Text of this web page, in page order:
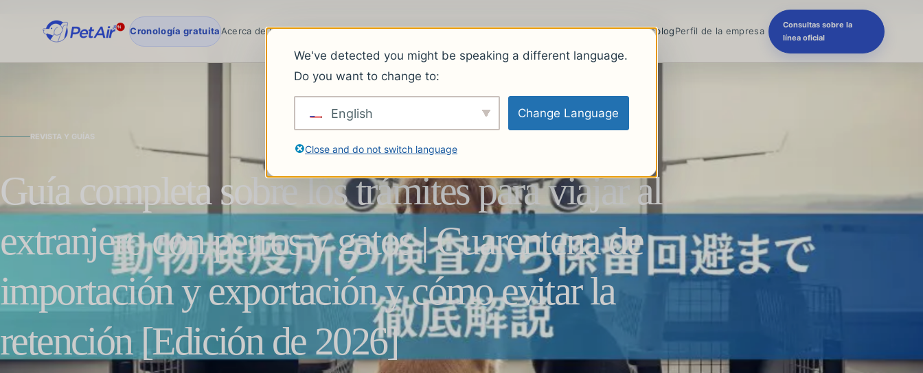
Cronología gratuitaAcerca de PetAirJPNequiposervicioCargos.Lo que dicen nuestros clientes.Preguntas frecuentesblogPerfil de la empresa
Consultas sobre la
línea oficial
REVISTA Y GUÍAS
Guía completa sobre los trámites para viajar al
extranjero con perros y gatos | Cuarentena de
importación y exportación y cómo evitar la
retención [Edición de 2026]
We've detected you might be speaking a different language.
Do you want to change to:
English Change Language
Close and do not switch language